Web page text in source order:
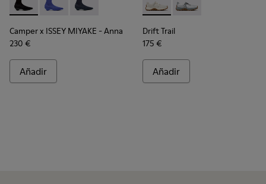
Camper x ISSEY MIYAKE - Anna - K400865-005 - Botines
Camper x ISSEY MIYAKE - Anna - K400865-004 -
Camper x ISSEY MIYAKE - Anna - K400865-
Camper x ISSEY MIYAKE - Anna
230 €
Añadir
Drift Trail - K201988-002 -
Drift Trail - K201988-
Drift Trail
175 €
Añadir